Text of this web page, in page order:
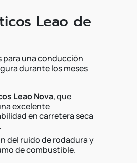
Leao de
para una conducción
durante los meses
Leao Nova, que
excelente
en carretera seca
del ruido de rodadura y
de combustible.